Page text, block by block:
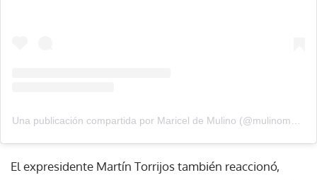
El expresidente Martín Torrijos también reaccionó,